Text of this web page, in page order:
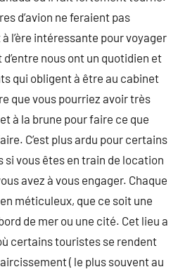
d’avion ne feraient pas
l’ère intéressante pour voyager
nous ont un quotidien et
qui obligent à être au cabinet
que vous pourriez avoir très
à la brune pour faire ce que
C’est plus ardu pour certains
si vous êtes en train de location
avez à vous engager. Chaque
méticuleux, que ce soit une
de mer ou une cité. Cet lieu a
certains touristes se rendent
( le plus souvent au